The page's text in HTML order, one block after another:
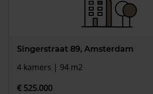
Singerstraat 89, Amsterdam
4 kamers | 94 m2
€ 525.000